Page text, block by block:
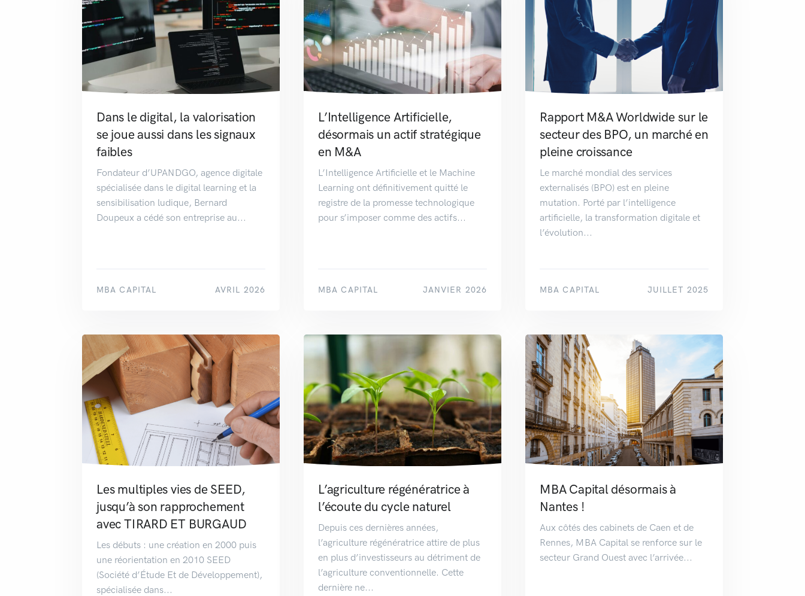
Dans le digital, la valorisation
se joue aussi dans les signaux
faibles
Fondateur d’UPANDGO, agence digitale
spécialisée dans le digital learning et la
sensibilisation ludique, Bernard
Doupeux a cédé son entreprise au...
MBA CAPITAL AVRIL 2026
L’Intelligence Artificielle,
désormais un actif stratégique
en M&A
L’Intelligence Artificielle et le Machine
Learning ont définitivement quitté le
registre de la promesse technologique
pour s’imposer comme des actifs...
MBA CAPITAL JANVIER 2026
Rapport M&A Worldwide sur le
secteur des BPO, un marché en
pleine croissance
Le marché mondial des services
externalisés (BPO) est en pleine
mutation. Porté par l’intelligence
artificielle, la transformation digitale et
l’évolution...
MBA CAPITAL JUILLET 2025
Les multiples vies de SEED,
jusqu’à son rapprochement
avec TIRARD ET BURGAUD
Les débuts : une création en 2000 puis
une réorientation en 2010 SEED
(Société d’Étude Et de Développement),
spécialisée dans...
L’agriculture régénératrice à
l’écoute du cycle naturel
Depuis ces dernières années,
l’agriculture régénératrice attire de plus
en plus d’investisseurs au détriment de
l’agriculture conventionnelle. Cette
dernière ne...
MBA Capital désormais à
Nantes !
Aux côtés des cabinets de Caen et de
Rennes, MBA Capital se renforce sur le
secteur Grand Ouest avec l’arrivée...